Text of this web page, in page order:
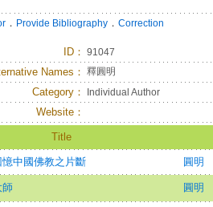
． Provide Bibliography ． Correction
ID ： 91047
Names： 釋圓明
Category： Individual Author
Website：
Title
中國佛教之片斷 圓明
師 圓明